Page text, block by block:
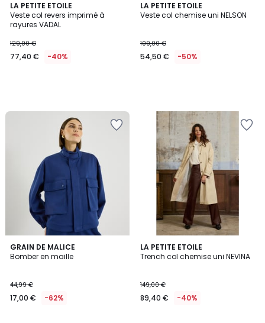
LA PETITE ETOILE
Veste col revers imprimé à
rayures VADAL
129,00 €
77,40 € -40%
LA PETITE ETOILE
Veste col chemise uni NELSON
109,00 €
54,50 € -50%
GRAIN DE MALICE
Bomber en maille
44,99 €
17,00 € -62%
5
/
LA PETITE ETOILE
Trench col chemise uni NEVINA
149,00 €
89,40 € -40%